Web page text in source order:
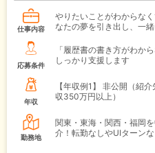
仕事内容
やりたいことがわからな
なたの夢を引き出し、一
応募条件
「履歴書の書き方がわか
しっかり支援します
年収
【年収例1】
非公開（紹
収350万円以上）
勤務地
関東・東海・関西・福岡
介！転勤なしやUIターン